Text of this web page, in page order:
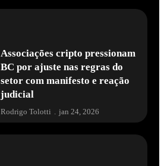
Associações cripto pressionam
BC por ajuste nas regras do
setor com manifesto e reação
judicial
Rodrigo Tolotti jan 24, 2026